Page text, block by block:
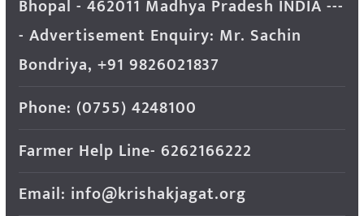
Bhopal - 462011 Madhya Pradesh INDIA ---
- Advertisement Enquiry: Mr. Sachin
Bondriya, +91 9826021837
Phone: (0755) 4248100
Farmer Help Line- 6262166222
Email: info@krishakjagat.org